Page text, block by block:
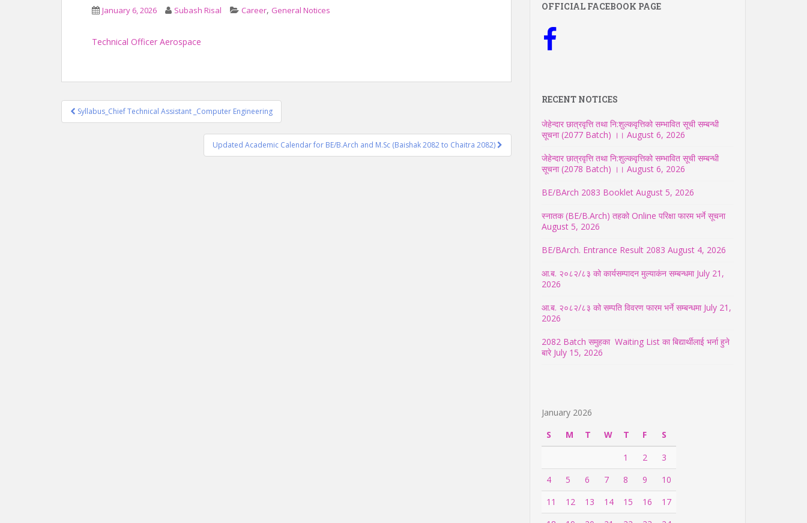
January 6, 2026 Subash Risal Career, General Notices
Technical Officer Aerospace
Post
navigation
Syllabus_Chief Technical Assistant _Computer Engineering
Updated Academic Calendar for BE/B.Arch and M.Sc (Baishak 2082 to Chaitra 2082)
OFFICIAL FACEBOOK PAGE
RECENT NOTICES
जेहेन्दार छात्रवृत्ति तथा नि:शुल्कवृत्तिको सम्भावित सूची सम्बन्धी
सूचना (2077 Batch) ।। August 6, 2026
जेहेन्दार छात्रवृत्ति तथा नि:शुल्कवृत्तिको सम्भावित सूची सम्बन्धी
सूचना (2078 Batch) ।। August 6, 2026
BE/BArch 2083 Booklet August 5, 2026
स्नातक (BE/B.Arch) तहको Online परिक्षा फारम भर्ने सूचना
August 5, 2026
BE/BArch. Entrance Result 2083 August 4, 2026
आ.ब. २०८२/८३ को कार्यसम्पादन मुल्याकंन सम्बन्धमा July 21,
2026
आ.ब. २०८२/८३ को सम्पति विवरण फारम भर्ने सम्बन्धमा July 21,
2026
2082 Batch समुहका Waiting List का बिद्यार्थीलाई भर्ना हुने
बारे July 15, 2026
January 2026
S
M T W T F
S
1
2
3
4
5 6 7 8 9
10
11
12 13 14 15 16
17